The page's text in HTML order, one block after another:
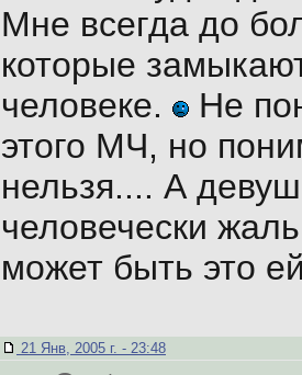
Мне всегда до
которые
человеке.
Не
этого МЧ, но
нельзя.... А
человечески
может быть это
21 Янв, 2005 г. - 23:48